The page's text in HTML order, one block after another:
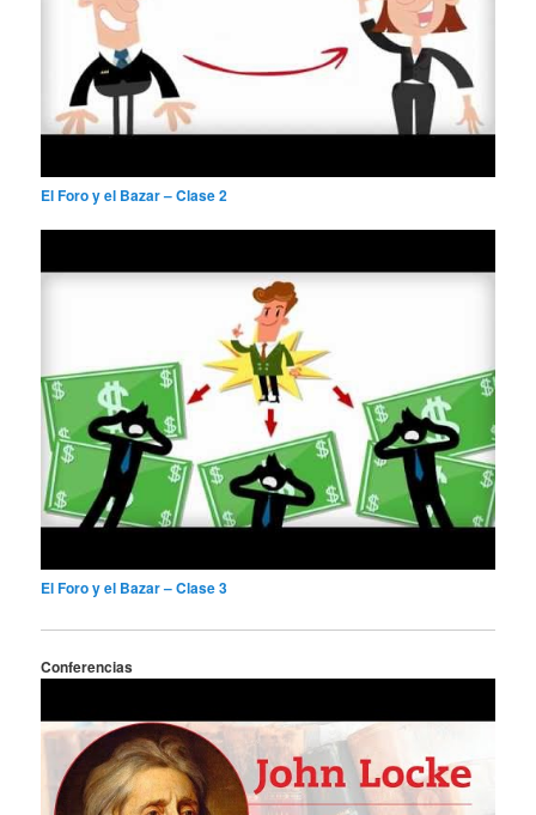
El Foro y el Bazar – Clase 2
El Foro y el Bazar – Clase 3
Conferencias